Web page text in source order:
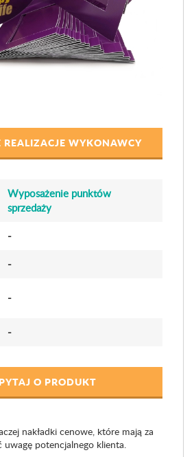
REALIZACJE WYKONAWCY
Wyposażenie punktów
sprzedaży
-
-
-
-
O PRODUKT
nakładki cenowe, które mają za
uwagę potencjalnego klienta.